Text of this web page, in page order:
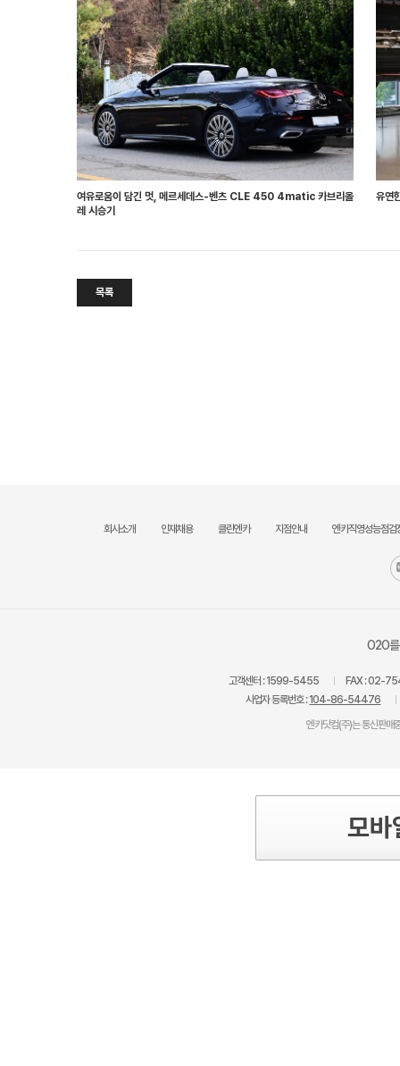
여유로움이 담긴 멋, 메르세데스-벤츠 CLE 450 4matic 카브리올
레 시승기
유연
목록
회사소개 인재채용 클린엔카 지점안내 엔카직영성능점검
O2O를
고객센터 :1599-5455 FAX :02-
사업자 등록번호 :104-86-54476
엔카닷컴(주)는 통신판매
모바